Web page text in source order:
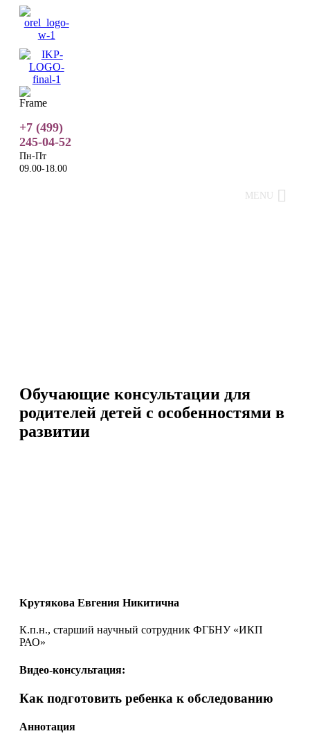
+7 (499)
245-04-52
Пн-Пт
09.00-18.00
MENU
Обучающие консультации для
родителей детей с особенностями в
развитии
Крутякова Евгения Никитична
К.п.н., старший научный сотрудник ФГБНУ «ИКП
РАО»
Видео-консультация:
Как подготовить ребенка к обследованию
Аннотация